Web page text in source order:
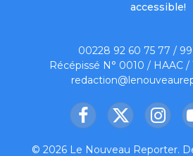
accessible!
00228 92 60 75 77 /
Récépissé N° 0010 / HAAC /
Facebook
X
© 2026 Le Nouveau Reporter.